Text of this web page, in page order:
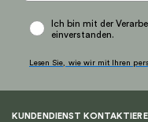
Ich bin mit der
einverstanden.
Lesen Sie, wie wir mit Ihren
KUNDENDIENST